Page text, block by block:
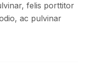
felis porttitor
ac pulvinar